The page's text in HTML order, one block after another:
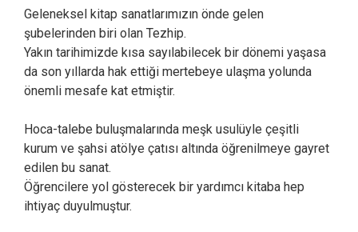
Geleneksel kitap sanatlarımızın önde gelen
şubelerinden biri olan Tezhip.
Yakın tarihimizde kısa sayılabilecek bir dönemi yaşasa
da son yıllarda hak ettiği mertebeye ulaşma yolunda
önemli mesafe kat etmiştir.
Hoca-talebe buluşmalarında meşk usulüyle çeşitli
kurum ve şahsi atölye çatısı altında öğrenilmeye gayret
edilen bu sanat.
Öğrencilere yol gösterecek bir yardımcı kitaba hep
ihtiyaç duyulmuştur.